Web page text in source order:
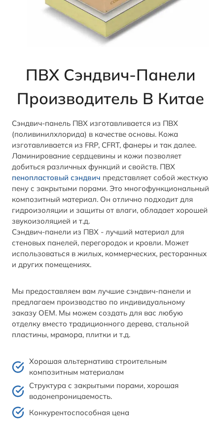
ПВХ Сэндвич-Панели
Производитель В Китае
Сэндвич-панель ПВХ изготавливается из ПВХ
(поливинилхлорида) в качестве основы. Кожа
изготавливается из FRP, CFRT, фанеры и так далее.
Ламинирование сердцевины и кожи позволяет
добиться различных функций и свойств. ПВХ
пенопластовый сэндвич представляет собой жесткую
пену с закрытыми порами. Это многофункциональный
композитный материал. Он отлично подходит для
гидроизоляции и защиты от влаги, обладает хорошей
звукоизоляцией и т.д.
Сэндвич-панели из ПВХ - лучший материал для
стеновых панелей, перегородок и кровли. Может
использоваться в жилых, коммерческих, ресторанных
и других помещениях.
Мы предоставляем вам лучшие сэндвич-панели и
предлагаем производство по индивидуальному
заказу OEM. Мы можем создать для вас любую
отделку вместо традиционного дерева, стальной
пластины, мрамора, плитки и т.д.
Хорошая альтернатива строительным
композитным материалам
Структура с закрытыми порами, хорошая
водонепроницаемость.
Конкурентоспособная цена